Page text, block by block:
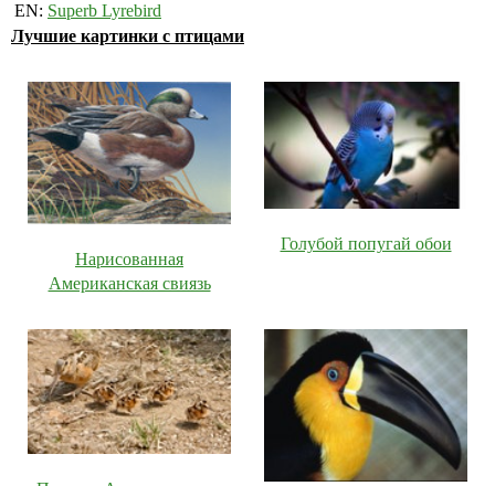
EN: Superb Lyrebird
Лучшие картинки с птицами
Нарисованная
Американская свиязь
Голубой попугай обои